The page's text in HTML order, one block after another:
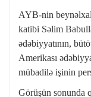
AYB-nin
katibi Səlim
ədəbiyyatının,
Amerikası
mübadilə işinin
Görüşün sonunda